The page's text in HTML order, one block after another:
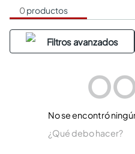
0productos
No se encontró
¿Qué debo hacer?
comedor
escritorio